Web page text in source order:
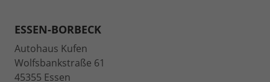
ESSEN-BORBECK
Autohaus Kufen
Wolfsbankstraße 61
45355 Essen